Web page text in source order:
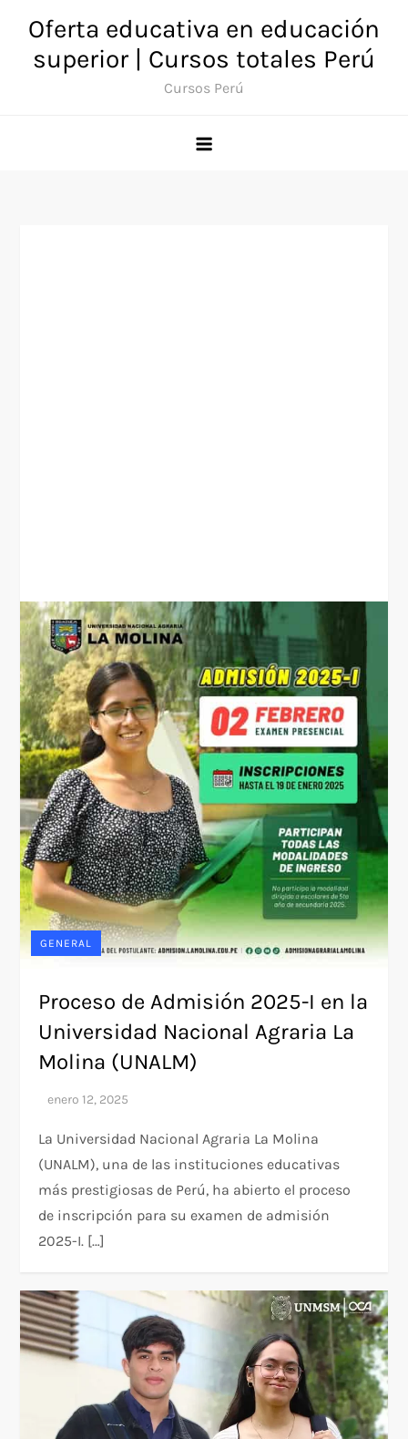
contenido
Oferta educativa en educación
superior | Cursos totales Perú
Cursos Perú
GENERAL
Proceso de Admisión 2025-I en la
Universidad Nacional Agraria La
Molina (UNALM)
La Universidad Nacional Agraria La Molina
(UNALM), una de las instituciones educativas
más prestigiosas de Perú, ha abierto el proceso
de inscripción para su examen de admisión
2025-I. […]